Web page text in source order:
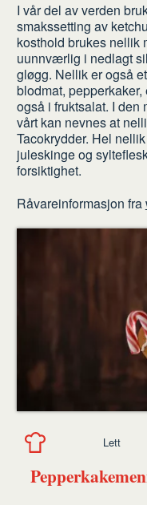
I vår del av verden
smakssetting av
kosthold brukes nellik
uunnværlig i nedlagt
gløgg. Nellik er også
blodmat,
også i fruktsalat. I den
vårt kan nevnes at
Tacokrydder. Hel
juleskinge og
forsiktighet.
Råvareinformasjon fra
Lett